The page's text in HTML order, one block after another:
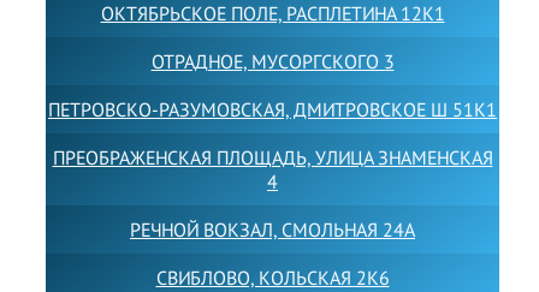
ОКТЯБРЬСКОЕ ПОЛЕ, РАСПЛЕТИНА 12К1
ОТРАДНОЕ, МУСОРГСКОГО 3
ПЕТРОВСКО-РАЗУМОВСКАЯ, ДМИТРОВСКОЕ Ш 51К1
ПРЕОБРАЖЕНСКАЯ ПЛОЩАДЬ, УЛИЦА ЗНАМЕНСКАЯ
4
РЕЧНОЙ ВОКЗАЛ, СМОЛЬНАЯ 24А
СВИБЛОВО, КОЛЬСКАЯ 2К6